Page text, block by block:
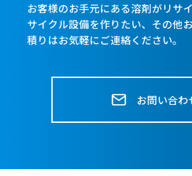
お客様のお手元にある溶剤がリサ
サイクル設備を作りたい、 その他
積りはお気軽にご連絡ください。
お問い合わ